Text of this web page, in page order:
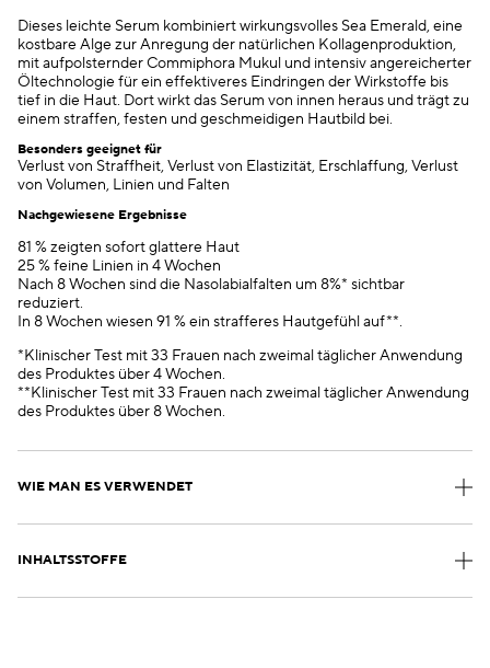
Dieses leichte Serum kombiniert wirkungsvolles Sea Emerald, eine
kostbare Alge zur Anregung der natürlichen Kollagenproduktion,
mit aufpolsternder Commiphora Mukul und intensiv angereicherter
Öltechnologie für ein effektiveres Eindringen der Wirkstoffe bis
tief in die Haut. Dort wirkt das Serum von innen heraus und trägt zu
einem straffen, festen und geschmeidigen Hautbild bei.
Besonders geeignet für
Verlust von Straffheit, Verlust von Elastizität, Erschlaffung, Verlust
von Volumen, Linien und Falten
Nachgewiesene Ergebnisse
81 % zeigten sofort glattere Haut
25 % feine Linien in 4 Wochen
Nach 8 Wochen sind die Nasolabialfalten um 8%* sichtbar
reduziert.
In 8 Wochen wiesen 91 % ein strafferes Hautgefühl auf**.
*Klinischer Test mit 33 Frauen nach zweimal täglicher Anwendung
des Produktes über 4 Wochen.
**Klinischer Test mit 33 Frauen nach zweimal täglicher Anwendung
des Produktes über 8 Wochen.
WIE MAN ES VERWENDET
INHALTSSTOFFE